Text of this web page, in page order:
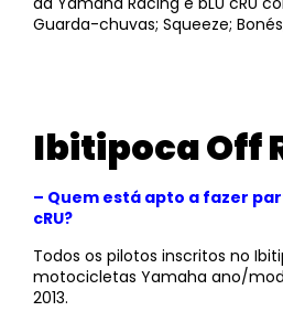
Guarda-chuvas; Squeeze;
Ibitipoca Off
– Quem está apto a fazer
cRU?
Todos os pilotos inscritos no
motocicletas Yamaha ano/
2013.